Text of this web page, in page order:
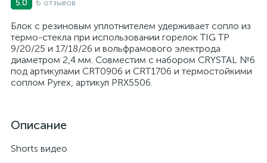
5.0 6 отзывов
Блок с резиновым уплотнителем удерживает сопло из
термо-стекла при использовании горелок TIG TP
9/20/25 и 17/18/26 и вольфрамового электрода
диаметром 2,4 мм. Совместим с набором CRYSTAL №6
под артикулами CRT0906 и CRT1706 и термостойкими
соплом Pyrex, артикул PRX5506.
Описание
Shorts видео